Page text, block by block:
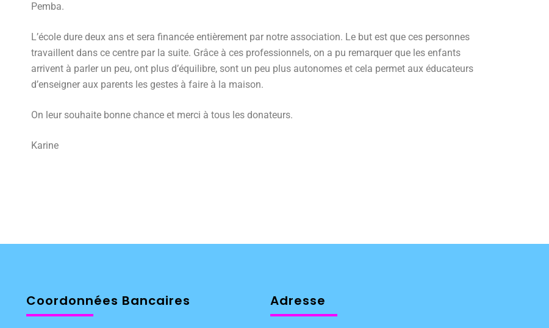
Pemba.
L’école dure deux ans et sera financée entièrement par notre association. Le but est que ces personnes
travaillent dans ce centre par la suite. Grâce à ces professionnels, on a pu remarquer que les enfants
arrivent à parler un peu, ont plus d’équilibre, sont un peu plus autonomes et cela permet aux éducateurs
d’enseigner aux parents les gestes à faire à la maison.
On leur souhaite bonne chance et merci à tous les donateurs.
Karine
Coordonnées Bancaires Adresse